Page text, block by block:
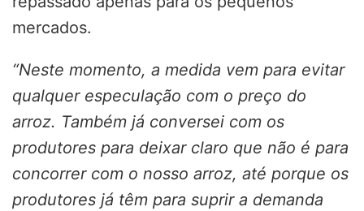
mercados.
“Neste momento, a medida vem para evitar
qualquer especulação com o preço do
arroz. Também já conversei com os
produtores para deixar claro que não é para
concorrer com o nosso arroz, até porque os
produtores já têm para suprir a demanda